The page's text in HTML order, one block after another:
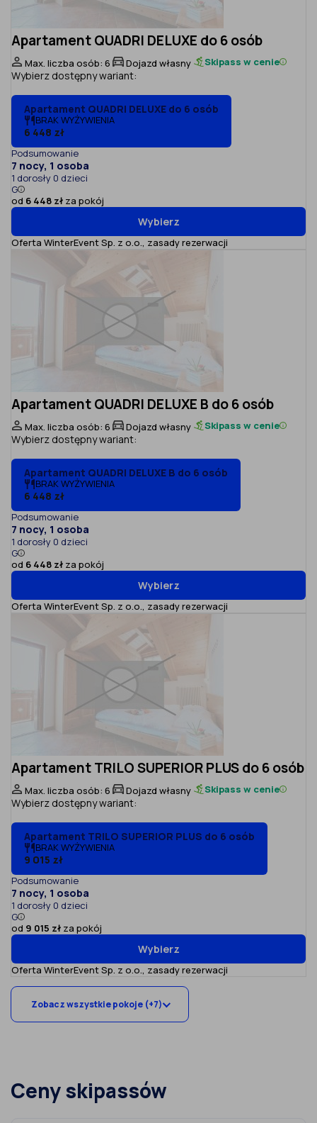
Apartament QUADRI DELUXE do 6 osób
Max. liczba osób: 6 Dojazd własny Skipass w cenie
Wybierz dostępny wariant:
Apartament QUADRI DELUXE do 6 osób
BRAK WYŻYWIENIA
6 448 zł
Podsumowanie
7 nocy, 1 osoba
1 dorosły 0 dzieci
G
od 6 448 zł za pokój
Wybierz
Oferta WinterEvent Sp. z o.o., zasady rezerwacji
Apartament QUADRI DELUXE B do 6 osób
Max. liczba osób: 6 Dojazd własny Skipass w cenie
Wybierz dostępny wariant:
Apartament QUADRI DELUXE B do 6 osób
BRAK WYŻYWIENIA
6 448 zł
Podsumowanie
7 nocy, 1 osoba
1 dorosły 0 dzieci
G
od 6 448 zł za pokój
Wybierz
Oferta WinterEvent Sp. z o.o., zasady rezerwacji
Apartament TRILO SUPERIOR PLUS do 6 osób
Max. liczba osób: 6 Dojazd własny Skipass w cenie
Wybierz dostępny wariant:
Apartament TRILO SUPERIOR PLUS do 6 osób
BRAK WYŻYWIENIA
9 015 zł
Podsumowanie
7 nocy, 1 osoba
1 dorosły 0 dzieci
G
od 9 015 zł za pokój
Wybierz
Oferta WinterEvent Sp. z o.o., zasady rezerwacji
Zobacz wszystkie pokoje (+7)
Ceny skipassów